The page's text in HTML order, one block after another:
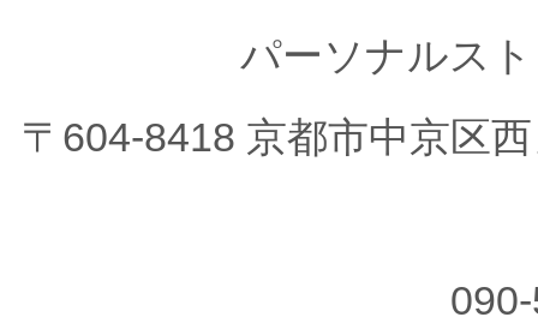
パーソナルス
〒604-8418 京都市中京区